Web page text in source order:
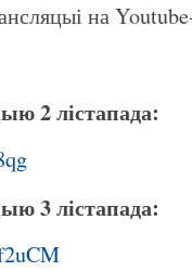
на
2 лістапада:
3 лістапада: